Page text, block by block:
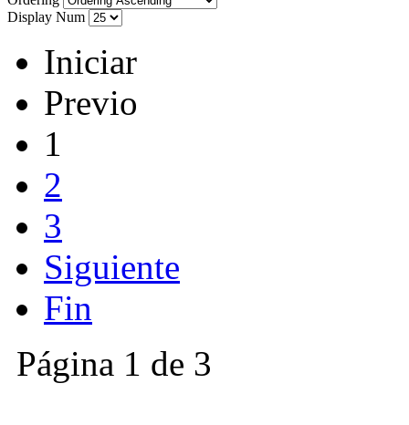
Display Num
Iniciar
Previo
1
2
3
Siguiente
Fin
Página 1 de 3